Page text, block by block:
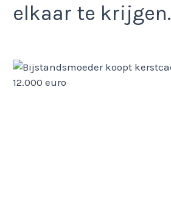
elkaar te krijgen.